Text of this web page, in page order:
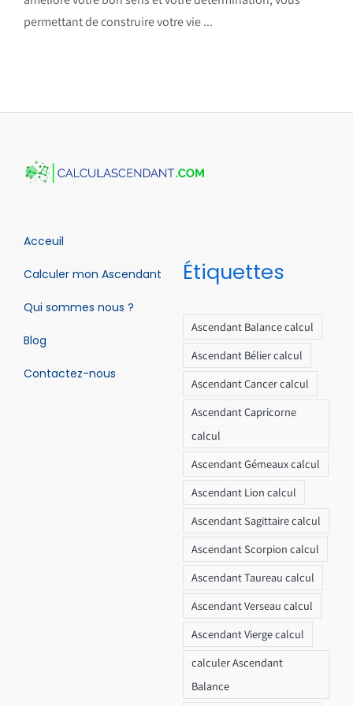
permettant de construire votre vie ...
Acceuil
Calculer mon Ascendant
Qui sommes nous ?
Blog
Contactez-nous
Étiquettes
Ascendant Balance calcul
Ascendant Bélier calcul
Ascendant Cancer calcul
Ascendant Capricorne
calcul
Ascendant Gémeaux calcul
Ascendant Lion calcul
Ascendant Sagittaire calcul
Ascendant Scorpion calcul
Ascendant Taureau calcul
Ascendant Verseau calcul
Ascendant Vierge calcul
calculer Ascendant
Balance